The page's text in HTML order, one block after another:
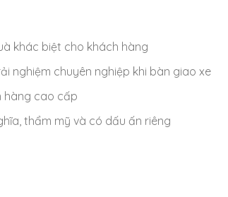
khác biệt cho khách hàng
nghiệm chuyên nghiệp khi bàn giao xe
hàng cao cấp
thẩm mỹ và có dấu ấn riêng